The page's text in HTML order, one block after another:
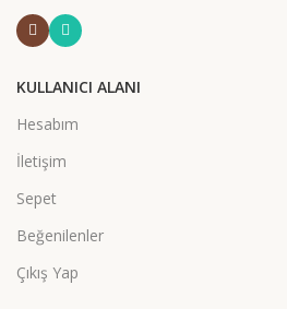
KULLANICI ALANI
Hesabım
İletişim
Sepet
Beğenilenler
Çıkış Yap